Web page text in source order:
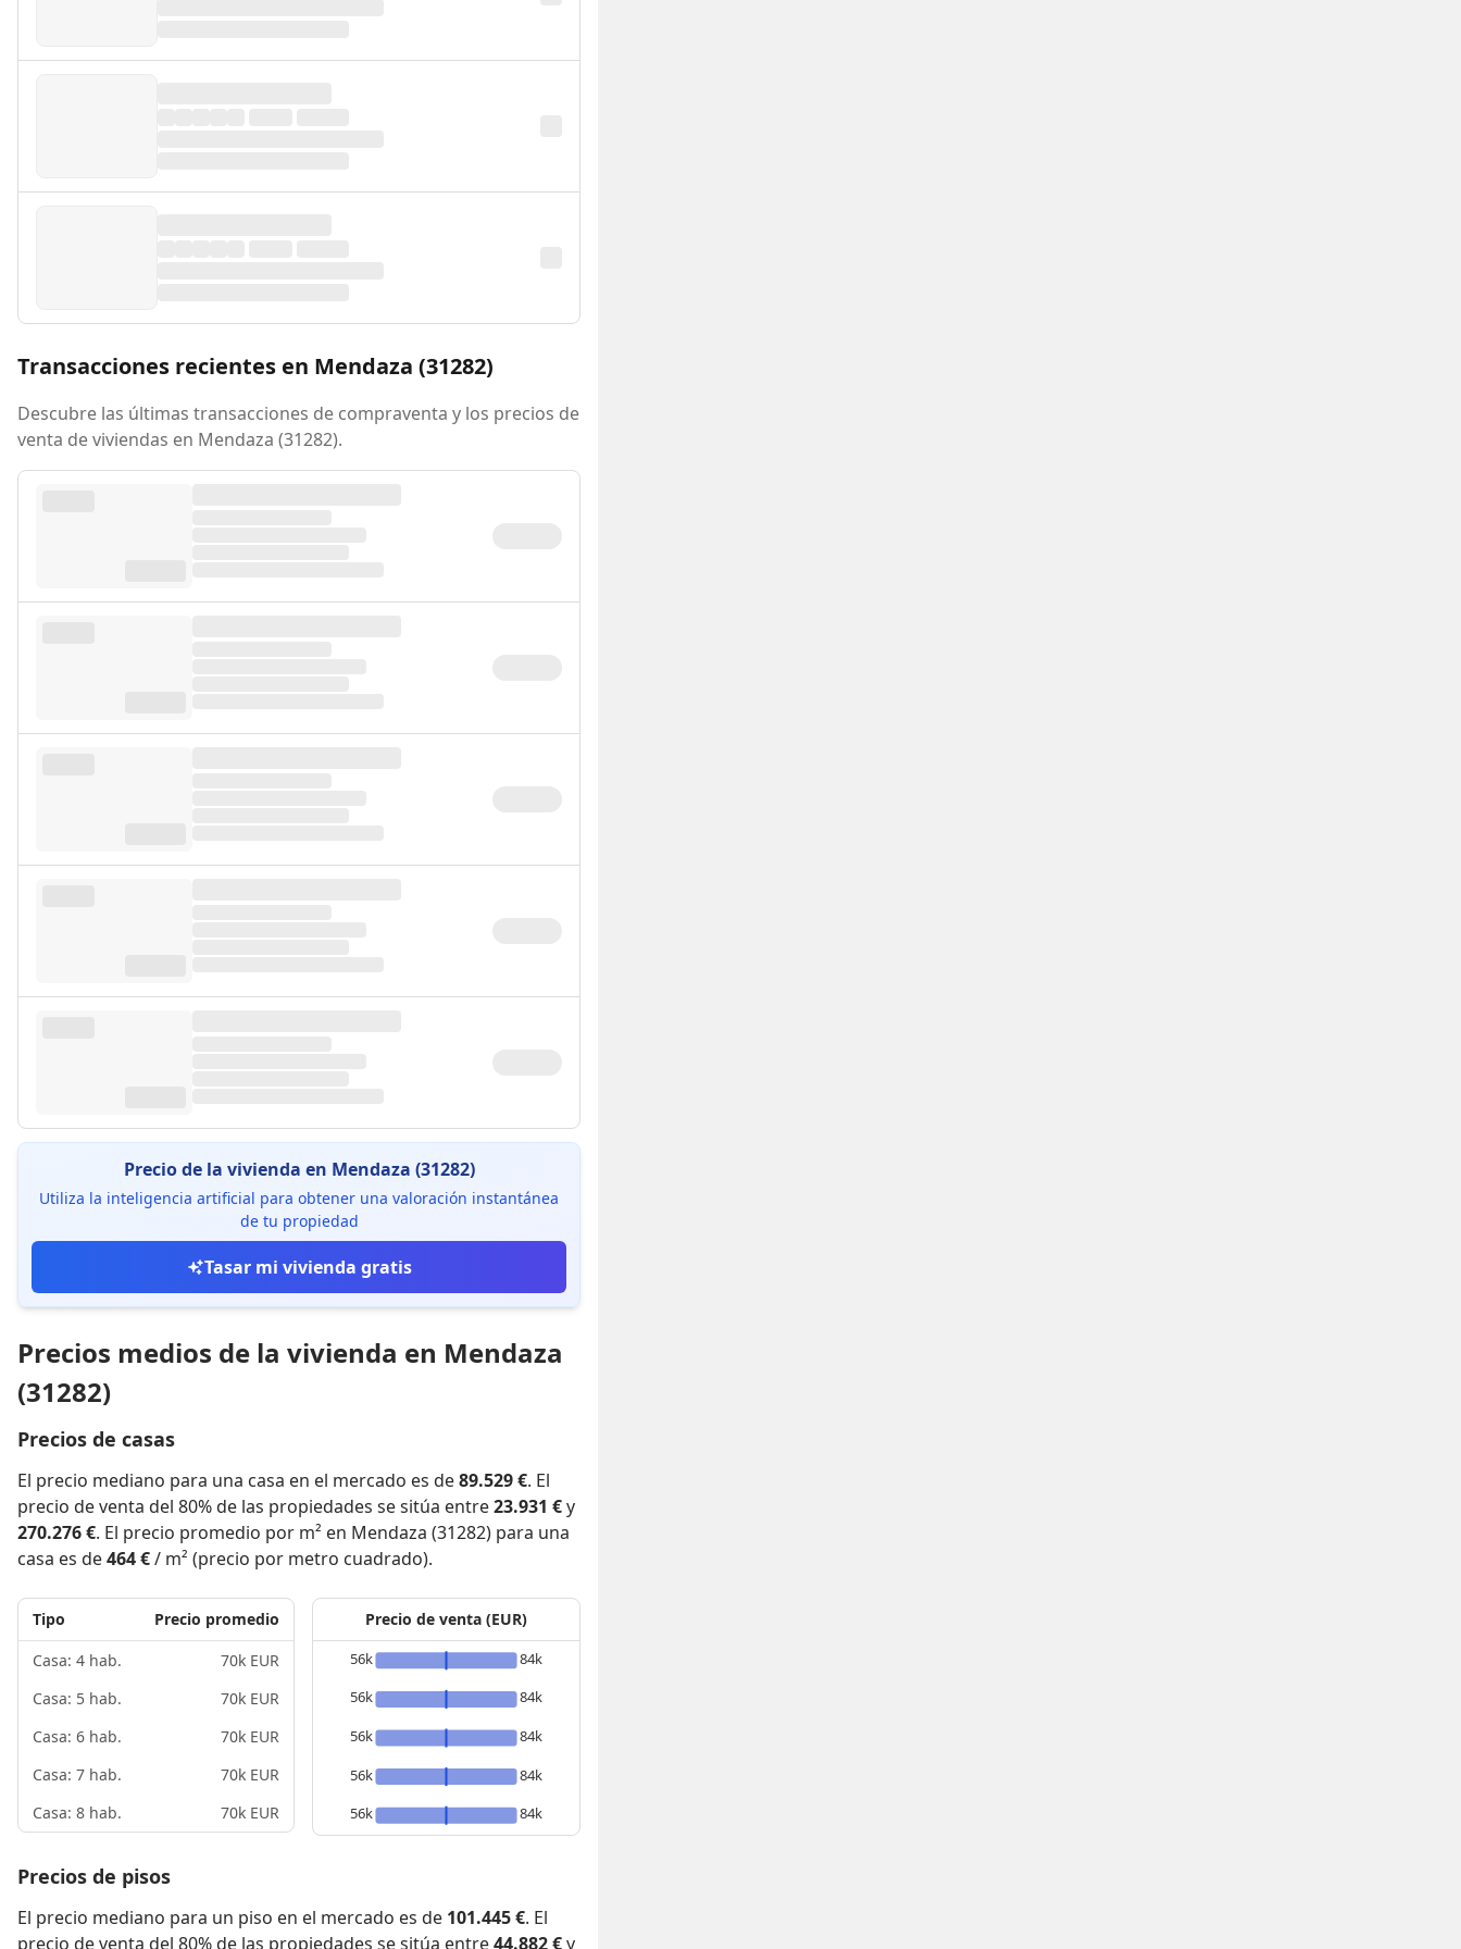
Transacciones recientes en Mendaza (31282)
Descubre las últimas transacciones de compraventa y los precios de
venta de viviendas en Mendaza (31282).
Precio de la vivienda en Mendaza (31282)
Utiliza la inteligencia artificial para obtener una valoración instantánea
de tu propiedad
Tasar mi vivienda gratis
Precios medios de la vivienda en Mendaza
(31282)
Precios de casas
El precio mediano para una casa en el mercado es de89.529 €. El
precio de venta del 80% de las propiedades se sitúa entre23.931 €y
270.276 €. El precio promedio por m² en Mendaza (31282) para una
casa es de464 €/ m² (precio por metro cuadrado).
Tipo
Precio promedio
Casa: 4 hab.
70k EUR
Casa: 5 hab.
70k EUR
Casa: 6 hab.
70k EUR
Casa: 7 hab.
70k EUR
Casa: 8 hab.
70k EUR
Precio de venta (EUR)
56k
84k
56k
84k
56k
84k
56k
84k
56k
84k
Precios de pisos
El precio mediano para un piso en el mercado es de 101.445 €. El
precio de venta del 80% de las propiedades se sitúa entre44.882 €y